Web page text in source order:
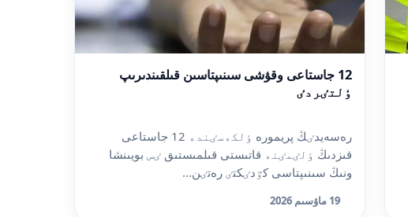
12 جاستاعى وقۋشى سىنىپتاسىن قىلقىندىرىپ
ٶلتٸردٸ
رەسەيدٸڭ پريمورە ٶلكەسٸندە 12 جاستاعى
قىزدىڭ ٶلٸمٸنە قاتىستى قىلمىستىق ٸس بويىنشا
ونىڭ سىنىپتاسى كٷدٸكتٸ رەتٸن...
19 ماۋسىم 2026